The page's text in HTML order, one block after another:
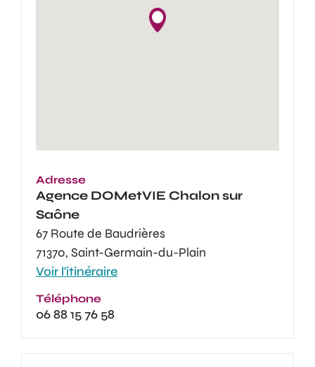
Adresse
Agence DOMetVIE Chalon sur
Saône
67 Route de Baudrières
71370, Saint-Germain-du-Plain
Voir l'itinéraire
Téléphone
06 88 15 76 58